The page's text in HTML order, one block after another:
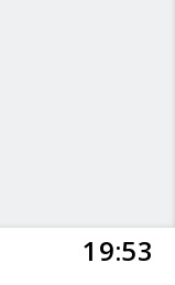
1 9 53